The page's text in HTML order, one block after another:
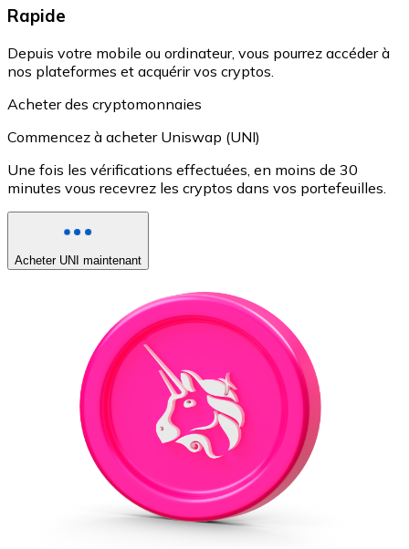
Rapide
Depuis votre mobile ou ordinateur, vous pourrez accéder à
nos plateformes et acquérir vos cryptos.
Acheter des cryptomonnaies
Commencez à acheter Uniswap (UNI)
Une fois les vérifications effectuées, en moins de 30
minutes vous recevrez les cryptos dans vos portefeuilles.
Acheter UNI maintenant